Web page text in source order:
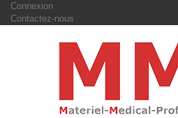
Connexion
Contactez-nous